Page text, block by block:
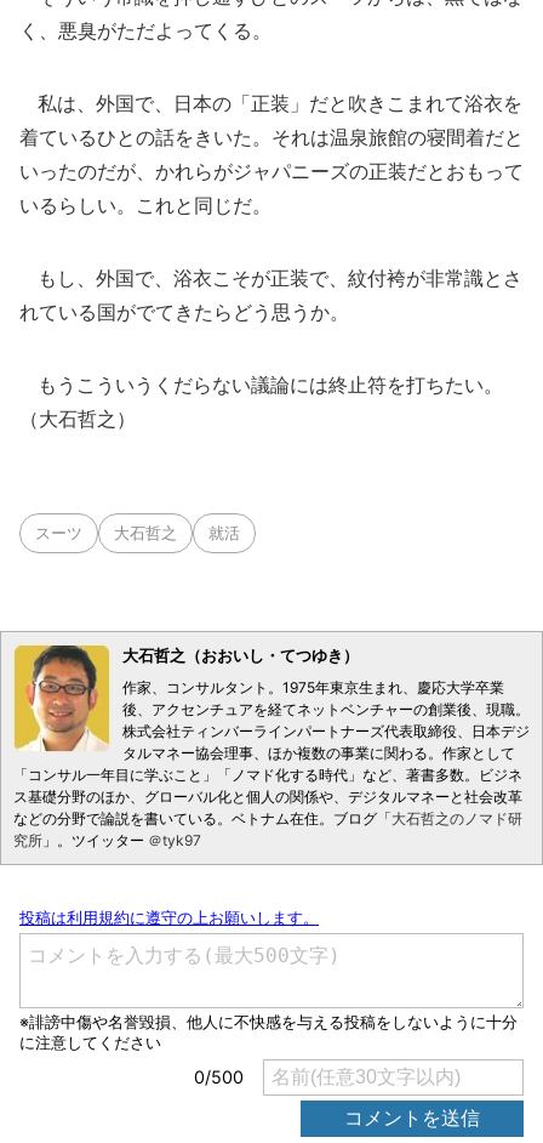
く、悪臭がただよってくる。
私は、外国で、日本の「正装」だと吹きこまれて浴衣を
着ているひとの話をきいた。それは温泉旅館の寝間着だと
いったのだが、かれらがジャパニーズの正装だとおもって
いるらしい。これと同じだ。
もし、外国で、浴衣こそが正装で、紋付袴が非常識とさ
れている国がでてきたらどう思うか。
もうこういうくだらない議論には終止符を打ちたい。
（大石哲之）
スーツ 大石哲之 就活
大石哲之（おおいし・てつゆき）
作家、コンサルタント。1975年東京生まれ、慶応大学卒業
後、アクセンチュアを経てネットベンチャーの創業後、現職。
株式会社ティンバーラインパートナーズ代表取締役、日本デジ
タルマネー協会理事、ほか複数の事業に関わる。作家として
「コンサル一年目に学ぶこと」「ノマド化する時代」など、著書多数。ビジネ
ス基礎分野のほか、グローバル化と個人の関係や、デジタルマネーと社会改革
などの分野で論説を書いている。ベトナム在住。ブログ「大石哲之のノマド研
究所 」。ツイッター ＠tyk97